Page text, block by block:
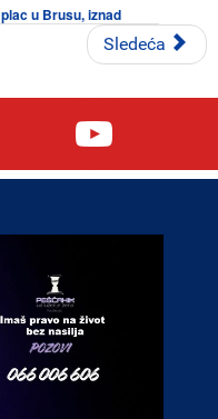
plac u Brusu, iznad
Sledeća